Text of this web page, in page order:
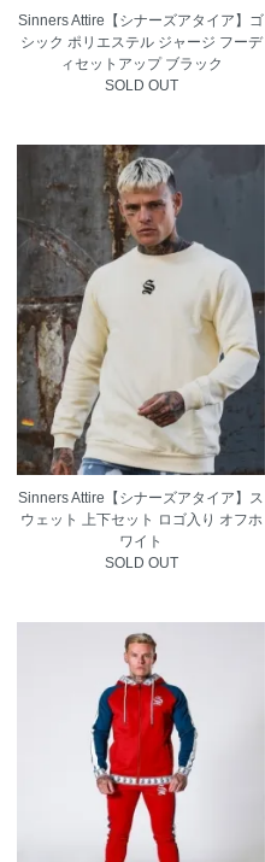
Sinners Attire【シナーズアタイア】ゴ
シック ポリエステル ジャージ フーデ
ィセットアップ ブラック
SOLD OUT
Sinners Attire【シナーズアタイア】ス
ウェット 上下セット ロゴ入り オフホ
ワイト
SOLD OUT